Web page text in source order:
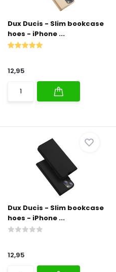
Dux Ducis - Slim bookcase
hoes - iPhone ...
12,95
Dux Ducis - Slim bookcase
hoes - iPhone ...
12,95